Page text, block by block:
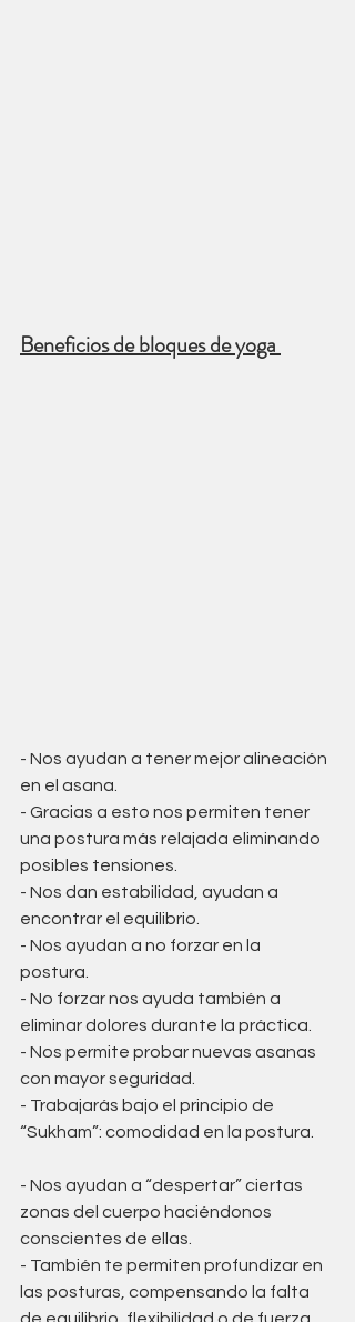
Beneficios de bloques de yoga
- Nos ayudan a tener mejor alineación
en el asana.
- Gracias a esto nos permiten tener
una postura más relajada eliminando
posibles tensiones.
- Nos dan estabilidad, ayudan a
encontrar el equilibrio.
- Nos ayudan a no forzar en la
postura.
- No forzar nos ayuda también a
eliminar dolores durante la práctica.
- Nos permite probar nuevas asanas
con mayor seguridad.
- Trabajarás bajo el principio de
“Sukham”: comodidad en la postura.
- Nos ayudan a “despertar” ciertas
zonas del cuerpo haciéndonos
conscientes de ellas.
- También te permiten profundizar en
las posturas, compensando la falta